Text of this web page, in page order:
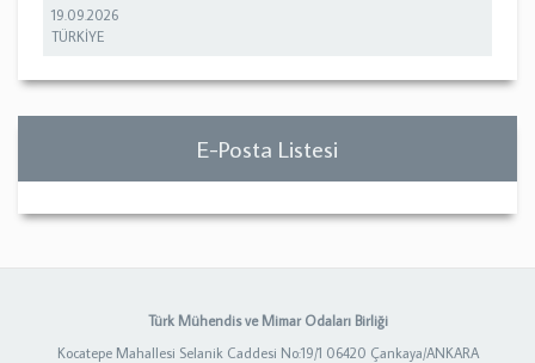
19.09.2026
TÜRKİYE
E-Posta Listesi
Türk Mühendis ve Mimar Odaları Birliği
Kocatepe Mahallesi Selanik Caddesi No:19/1 06420 Çankaya/ANKARA